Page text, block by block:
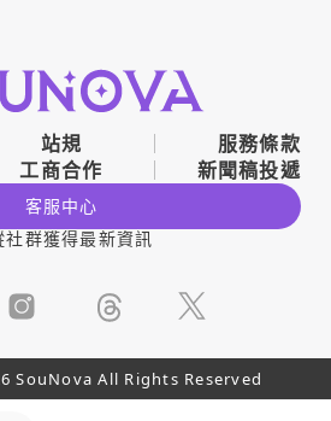
站規
服務條款
工商合作 新聞稿投遞
客服中心
社群獲得最新資訊
SouNova All Rights Reserved